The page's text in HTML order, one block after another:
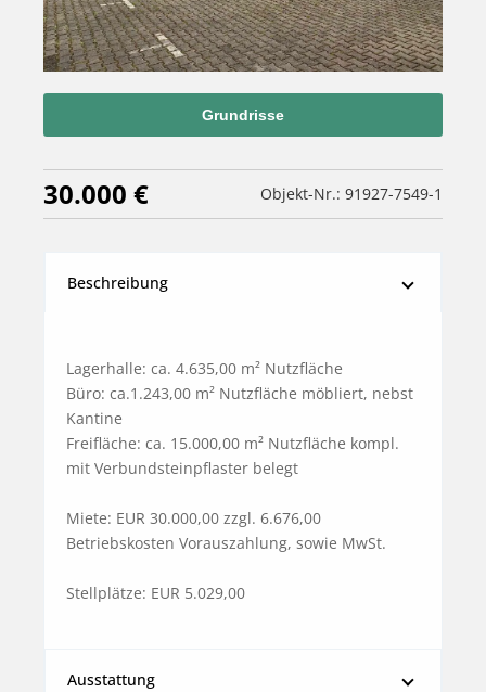
Grundrisse
30.000 € Objekt-Nr.: 91927-7549-1
Beschreibung
Lagerhalle: ca. 4.635,00 m² Nutzfläche
Büro: ca.1.243,00 m² Nutzfläche möbliert, nebst
Kantine
Freifläche: ca. 15.000,00 m² Nutzfläche kompl.
mit Verbundsteinpflaster belegt
Miete: EUR 30.000,00 zzgl. 6.676,00
Betriebskosten Vorauszahlung, sowie MwSt.
Stellplätze: EUR 5.029,00
Ausstattung